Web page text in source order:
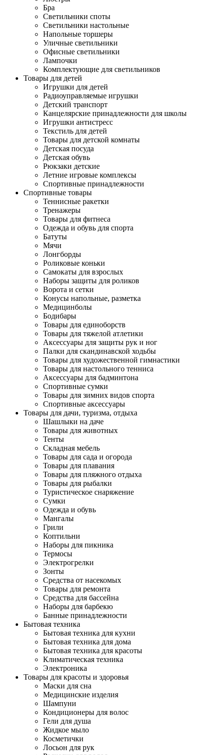
Бра
Светильники споты
Светильники настольные
Напольные торшеры
Уличные светильники
Офисные светильники
Лампочки
Комплектующие для светильников
Товары для детей
Игрушки для детей
Радиоуправляемые игрушки
Детский транспорт
Канцелярские принадлежности для школы
Игрушки антистресс
Текстиль для детей
Товары для детской комнаты
Детская посуда
Детская обувь
Рюкзаки детские
Летние игровые комплексы
Спортивные принадлежности
Спортивные товары
Теннисные ракетки
Тренажеры
Товары для фитнеса
Одежда и обувь для спорта
Батуты
Мячи
Лонгборды
Роликовые коньки
Самокаты для взрослых
Наборы защиты для роликов
Ворота и сетки
Конусы напольные, разметка
Медицинболы
Бодибары
Товары для единоборств
Товары для тяжелой атлетики
Аксессуары для защиты рук и ног
Палки для скандинавской ходьбы
Товары для художественной гимнастики
Товары для настольного тенниса
Аксессуары для бадминтона
Спортивные сумки
Товары для зимних видов спорта
Спортивные аксессуары
Товары для дачи, туризма, отдыха
Шашлыки на даче
Товары для животных
Тенты
Складная мебель
Товары для сада и огорода
Товары для плавания
Товары для пляжного отдыха
Товары для рыбалки
Туристическое снаряжение
Сумки
Одежда и обувь
Мангалы
Грили
Коптильни
Наборы для пикника
Термосы
Электрогрелки
Зонты
Средства от насекомых
Товары для ремонта
Средства для бассейна
Наборы для барбекю
Банные принадлежности
Бытовая техника
Бытовая техника для кухни
Бытовая техника для дома
Бытовая техника для красоты
Климатическая техника
Электроника
Товары для красоты и здоровья
Маски для сна
Медицинские изделия
Шампуни
Кондиционеры для волос
Гели для душа
Жидкое мыло
Косметички
Лосьон для рук